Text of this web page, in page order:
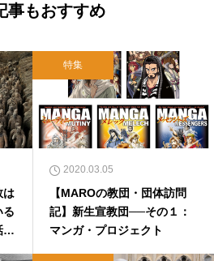
事もおすすめ
は
る
４
特集
2020.03.05
【MAROの教団・団体訪問
記】新生宣教団──その１：
マンガ・プロジェクト